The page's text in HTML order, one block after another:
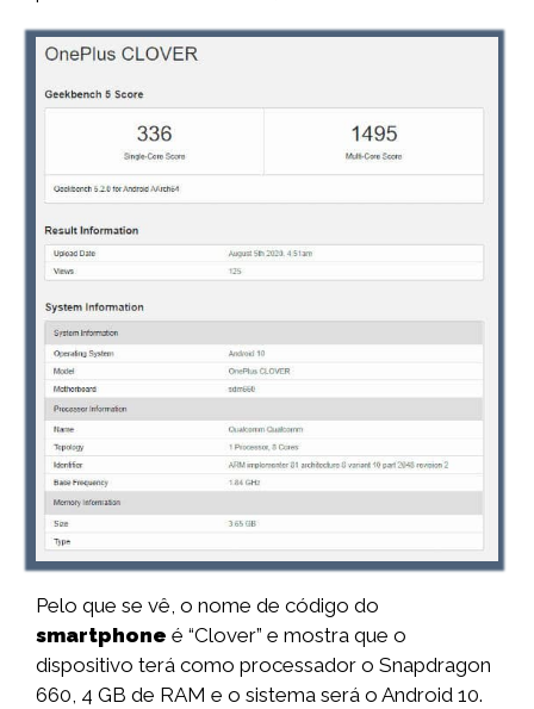
Pelo que se vê, o nome de código do
smartphone é “Clover” e mostra que o
dispositivo terá como processador o Snapdragon
660, 4 GB de RAM e o sistema será o Android 10.